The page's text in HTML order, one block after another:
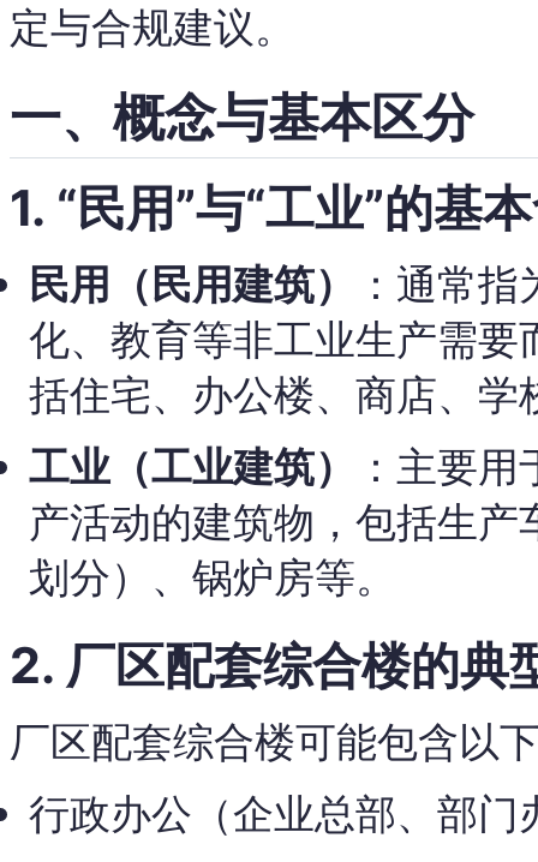
定与合规建议。
一、概念与基本区分
1. “民用”与“工业”的基
民用（民用建筑）
：通常
化、教育等非工业生产需
括住宅、办公楼、商店、学
工业（工业建筑）
：主要
产活动的建筑物，包括生
划分）、锅炉房等。
2. 厂区配套综合楼的典
厂区配套综合楼可能包含以
行政办公（企业总部、部门